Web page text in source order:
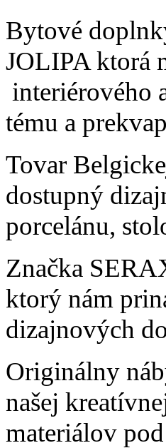
Bytové
JOLIPA ktorá
interiérového
tému a
Tovar
dostupný
porcelánu,
Značka
ktorý nám
dizajnových
Originálny
našej
materiálov